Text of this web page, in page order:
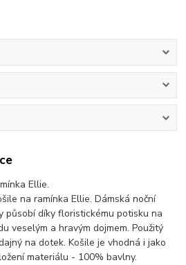
Ellie.
na ramínka Ellie. Dámská noční
působí díky floristickému potisku na
veselým a hravým dojmem. Použitý
na dotek. Košile je vhodná i jako
materiálu - 100% bavlny.